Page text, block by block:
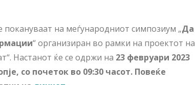
на меѓународниот симпозиум „Да
“ организиран во рамки на проектот на
Настанот ќе се одржи на 23 февруари 2023
со почеток во 09:30 часот. Повеќе